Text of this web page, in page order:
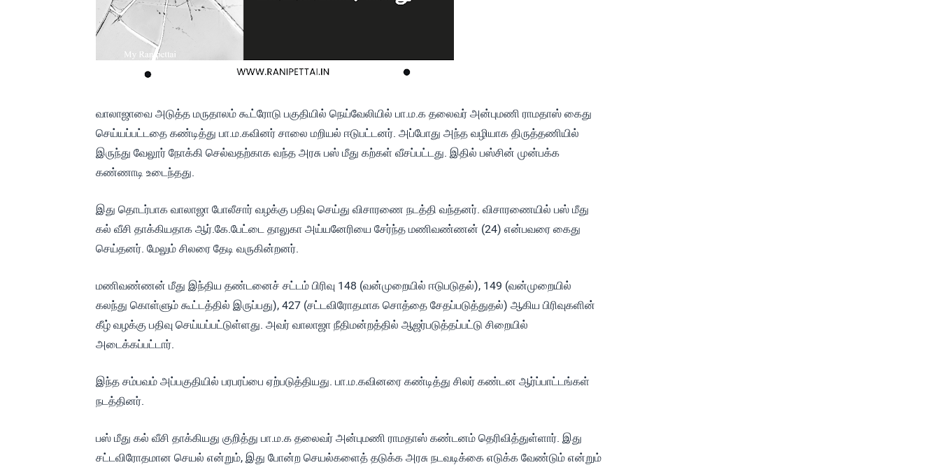
வாலாஜாவை அடுத்த மருதாலம் கூட்ரோடு பகுதியில் நெய்வேலியில் பா.ம.க தலைவர் அன்புமணி ராமதாஸ் கைது
செய்யப்பட்டதை கண்டித்து பா.ம.கவினர் சாலை மறியல் ஈடுபட்டனர். அப்போது அந்த வழியாக திருத்தணியில்
இருந்து வேலூர் நோக்கி செல்வதற்காக வந்த அரசு பஸ் மீது கற்கள் வீசப்பட்டது. இதில் பஸ்சின் முன்பக்க
கண்ணாடி உடைந்தது.
இது தொடர்பாக வாலாஜா போலீசார் வழக்கு பதிவு செய்து விசாரணை நடத்தி வந்தனர். விசாரணையில் பஸ் மீது
கல் வீசி தாக்கியதாக ஆர்.கே.பேட்டை தாலுகா அய்யனேரியை சேர்ந்த மணிவண்ணன் (24) என்பவரை கைது
செய்தனர். மேலும் சிலரை தேடி வருகின்றனர்.
மணிவண்ணன் மீது இந்திய தண்டனைச் சட்டம் பிரிவு 148 (வன்முறையில் ஈடுபடுதல்), 149 (வன்முறையில்
கலந்து கொள்ளும் கூட்டத்தில் இருப்பது), 427 (சட்டவிரோதமாக சொத்தை சேதப்படுத்துதல்) ஆகிய பிரிவுகளின்
கீழ் வழக்கு பதிவு செய்யப்பட்டுள்ளது. அவர் வாலாஜா நீதிமன்றத்தில் ஆஜர்படுத்தப்பட்டு சிறையில்
அடைக்கப்பட்டார்.
இந்த சம்பவம் அப்பகுதியில் பரபரப்பை ஏற்படுத்தியது. பா.ம.கவினரை கண்டித்து சிலர் கண்டன ஆர்ப்பாட்டங்கள்
நடத்தினர்.
பஸ் மீது கல் வீசி தாக்கியது குறித்து பா.ம.க தலைவர் அன்புமணி ராமதாஸ் கண்டனம் தெரிவித்துள்ளார். இது
சட்டவிரோதமான செயல் என்றும், இது போன்ற செயல்களைத் தடுக்க அரசு நடவடிக்கை எடுக்க வேண்டும் என்றும்